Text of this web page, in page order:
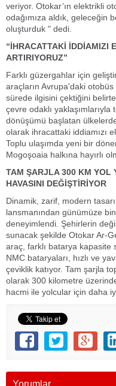
veriyor. Otokar’ın elektrikli
odağımıza aldık, geleceğin
oluşturduk " dedi.
“İHRACATTAKİ İDDİAMIZI
ARTIRIYORUZ”
Farklı güzergahlar için
araçların Avrupa'daki
sürede ilgisini çektiğini
çevre odaklı yaklaşımlarıyla
dönüşümü başlatan
olarak ihracattaki iddiamızı
Toplu ulaşımda yeni bir
Mogoşoaia halkına hayırlı
TAM ŞARJLA 300 KM YOL
HAVASINI DEĞİŞTİRİYOR
Dinamik, zarif, modern
lansmanından günümüze
deneyimlendi. Şehirlerin
sunacak şekilde Otokar Ar-
araç, farklı batarya kapasite
NMC bataryaları, hızlı ve
çeviklik katıyor. Tam şarjla
olarak 300 kilometre
hacmi ile yolcular için daha
Yorumlar